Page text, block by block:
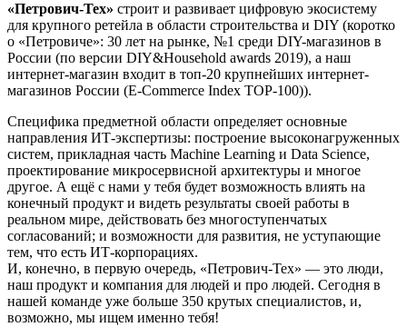
«Петрович-Тех» строит и развивает цифровую экосистему
для крупного ретейла в области строительства и DIY (коротко
о «Петровиче»: 30 лет на рынке, №1 среди DIY-магазинов в
России (по версии DIY&Household awards 2019), а наш
интернет-магазин ­входит в топ-20 крупнейших интернет-
магазинов России (E-Commerce Index TOP-100)).
Специфика предметной области определяет основные
направления ИТ-экспертизы: построение высоконагруженных
систем, прикладная часть Machine Learning и Data Science,
проектирование микросервисной архитектуры и многое
другое. А ещё с нами у тебя будет возможность влиять на
конечный продукт и видеть результаты своей работы в
реальном мире, действовать без многоступенчатых
согласований; и возможности для развития, не уступающие
тем, что есть ИТ-корпорациях.
И, конечно, в первую очередь, «Петрович-Тех» — это люди,
наш продукт и компания для людей и про людей. Сегодня в
нашей команде уже больше 350 крутых специалистов, и,
возможно, мы ищем именно тебя!